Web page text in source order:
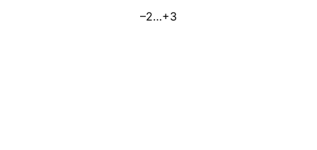
–2…+3